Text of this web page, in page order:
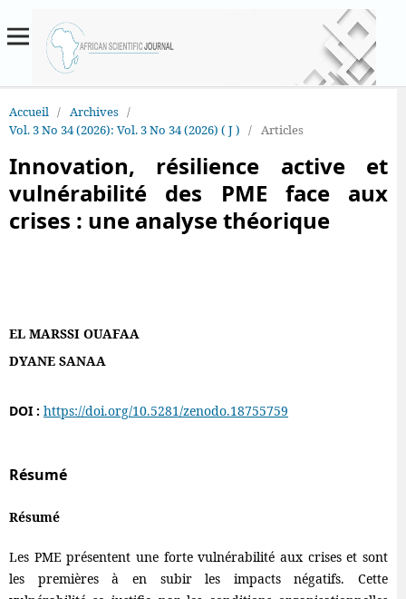
Accueil / Archives /
Vol. 3 No 34 (2026): Vol. 3 No 34 (2026) ( J ) / Articles
Innovation, résilience active et
vulnérabilité des PME face aux
crises : une analyse théorique
EL MARSSI OUAFAA
DYANE SANAA
DOI : https://doi.org/10.5281/zenodo.18755759
Résumé
Résumé
Les PME présentent une forte vulnérabilité aux crises et sont
les premières à en subir les impacts négatifs. Cette